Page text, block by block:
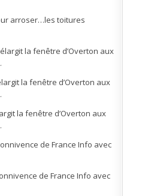
arroser…les toitures
la fenêtre d’Overton aux
la fenêtre d’Overton aux
la fenêtre d’Overton aux
de France Info avec
de France Info avec